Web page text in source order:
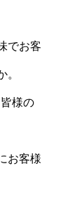
でお客
様の
お客様